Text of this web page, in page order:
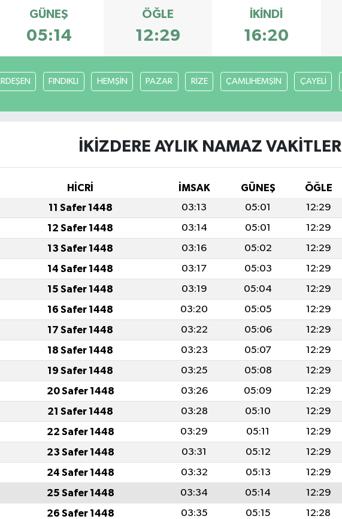
GÜNEŞ
05:14
ÖĞLE
12:29
İKINDI
16:20
FINDIKLI HEMŞİN PAZAR RİZE ÇAMLIHEMŞİN ÇAYELİ
İKİZDERE AYLIK NAMAZ VAKITLERI
HİCRİ İMSAK GÜNEŞ ÖĞLE
11 Safer 1448 03:13 05:01 12:29
12 Safer 1448 03:14 05:01 12:29
13 Safer 1448 03:16 05:02 12:29
14 Safer 1448 03:17 05:03 12:29
15 Safer 1448 03:19 05:04 12:29
16 Safer 1448 03:20 05:05 12:29
17 Safer 1448 03:22 05:06 12:29
18 Safer 1448 03:23 05:07 12:29
19 Safer 1448 03:25 05:08 12:29
20 Safer 1448 03:26 05:09 12:29
21 Safer 1448 03:28 05:10 12:29
22 Safer 1448 03:29 05:11 12:29
23 Safer 1448 03:31 05:12 12:29
24 Safer 1448 03:32 05:13 12:29
25 Safer 1448 03:34 05:14 12:29
26 Safer 1448 03:35 05:15 12:28